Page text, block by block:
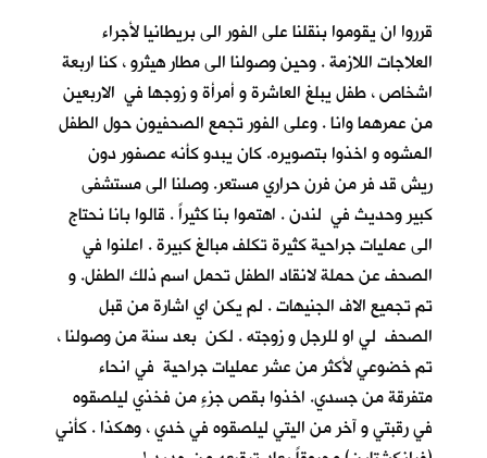
قرروا ان يقوموا بنقلنا على الفور الى بريطانيا لأجراء
العلاجات اللازمة . وحين وصولنا الى مطار هيثرو ، كنا اربعة
اشخاص ، طفل يبلغ العاشرة و أمرأة و زوجها في الاربعين
من عمرهما وانا . وعلى الفور تجمع الصحفيون حول الطفل
المشوه و اخذوا بتصويره. كان يبدو كأنه عصفور دون
ريش قد فر من فرن حراري مستعر. وصلنا الى مستشفى
كبير وحديث في لندن . اهتموا بنا كثيراً . قالوا بانا نحتاج
الى عمليات جراحية كثيرة تكلف مبالغ كبيرة . اعلنوا في
الصحف عن حملة لانقاد الطفل تحمل اسم ذلك الطفل. و
تم تجميع الاف الجنيهات . لم يكن اي اشارة من قبل
الصحف لي او للرجل و زوجته . لكن بعد سنة من وصولنا ،
تم خضوعي لأكثر من عشر عمليات جراحية في انحاء
متفرقة من جسدي. اخذوا بقص جزءٍ من فخذي ليلصقوه
في رقبتي و آخر من اليتي ليلصقوه في خدي ، وهكذا . كأني